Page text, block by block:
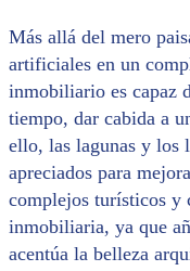
Más allá del mero
artificiales en un
inmobiliario es capaz
tiempo, dar cabida a
ello, las lagunas y los
apreciados para
complejos turísticos y
inmobiliaria, ya que
acentúa la belleza